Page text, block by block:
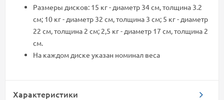
Размеры дисков: 15 кг - диаметр 34 см, толщина 3.2
см; 10 кг - диаметр 32 см, толщина 3 см; 5 кг - диаметр
22 см, толщина 2 см; 2,5 кг - диаметр 17 см, толщина 2
см.
На каждом диске указан номинал веса
Характеристики